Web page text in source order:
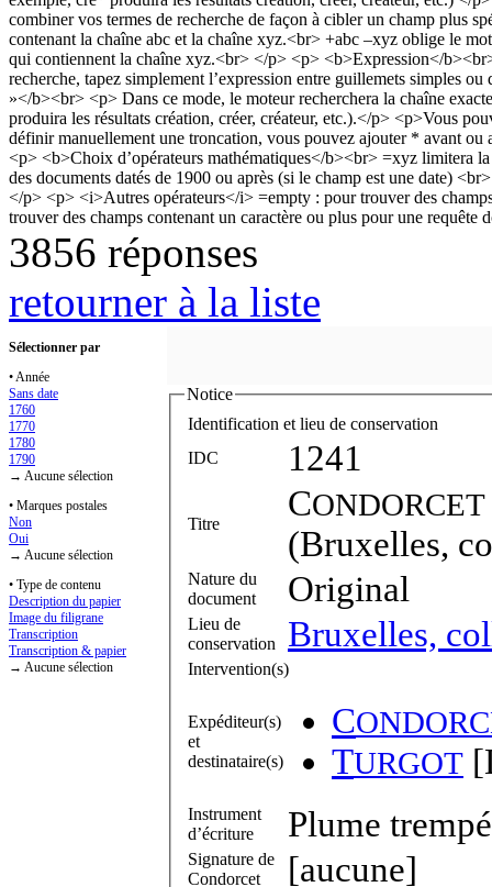
3856 réponses
retourner à la liste
Sélectionner par
• Année
Sans date
1760
1770
1780
1790
→ Aucune sélection
• Marques postales
Non
Oui
→ Aucune sélection
• Type de contenu
Description du papier
Image du filigrane
Transcription
Transcription & papier
→ Aucune sélection
Notice
Identification et lieu de conservation
IDC
1241
Titre
CONDORCET
(Bruxelles,
Nature du
document
Original
Lieu de
conservation
Bruxelles,
Intervention(s)
Expéditeur(s)
et
destinataire(s)
C
TURGOT
Instrument
d’écriture
Plume
Signature de
Condorcet
[aucune]